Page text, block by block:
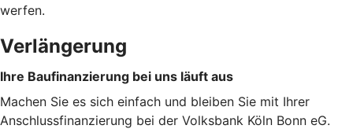
werfen.
Verlängerung
Ihre Baufinanzierung bei uns läuft aus
Machen Sie es sich einfach und bleiben Sie mit Ihrer
Anschlussfinanzierung bei der Volksbank Köln Bonn eG.